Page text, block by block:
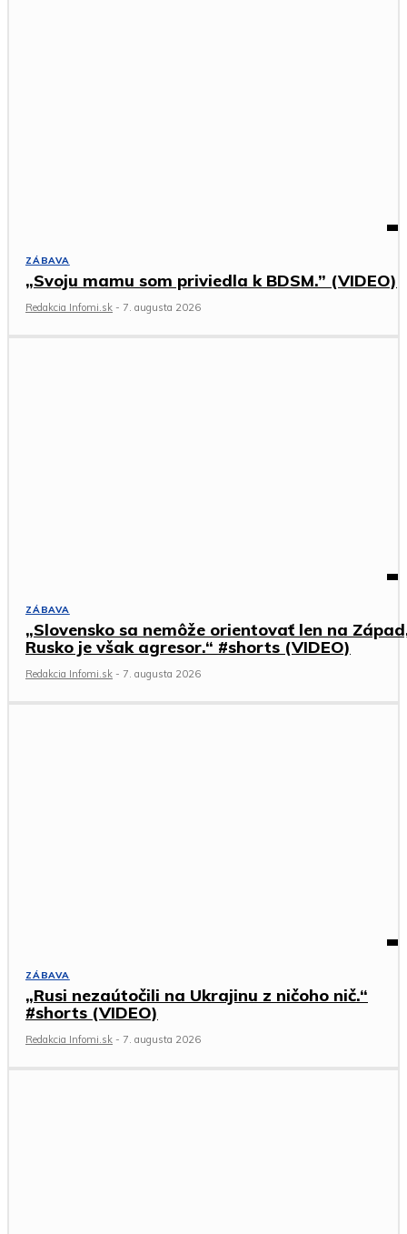
ZÁBAVA
„Svoju mamu som priviedla k BDSM.” (VIDEO)
Redakcia Infomi.sk - 7. augusta 2026
ZÁBAVA
„Slovensko sa nemôže orientovať len na
Rusko je však agresor.“ #shorts (VIDEO)
Redakcia Infomi.sk - 7. augusta 2026
ZÁBAVA
„Rusi nezaútočili na Ukrajinu z ničoho nič.“
#shorts (VIDEO)
Redakcia Infomi.sk - 7. augusta 2026